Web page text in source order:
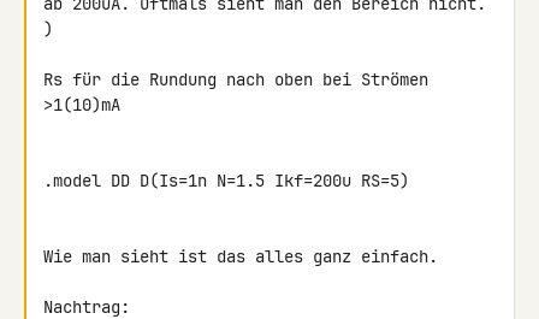
)
Rs für die Rundung nach oben bei Strömen
>1(10)mA
.model DD D(Is=1n N=1.5 Ikf=200u RS=5)
Wie man sieht ist das alles ganz einfach.
Nachtrag: